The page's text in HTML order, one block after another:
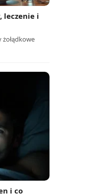
leczenie i
żołądkowe
i co